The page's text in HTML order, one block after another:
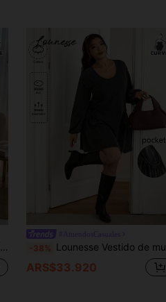
-38% Lounesse Vestido de mujer talla grande con cuello redondo, diseño con bolsillos laterales y manga larga
ARS$33.920